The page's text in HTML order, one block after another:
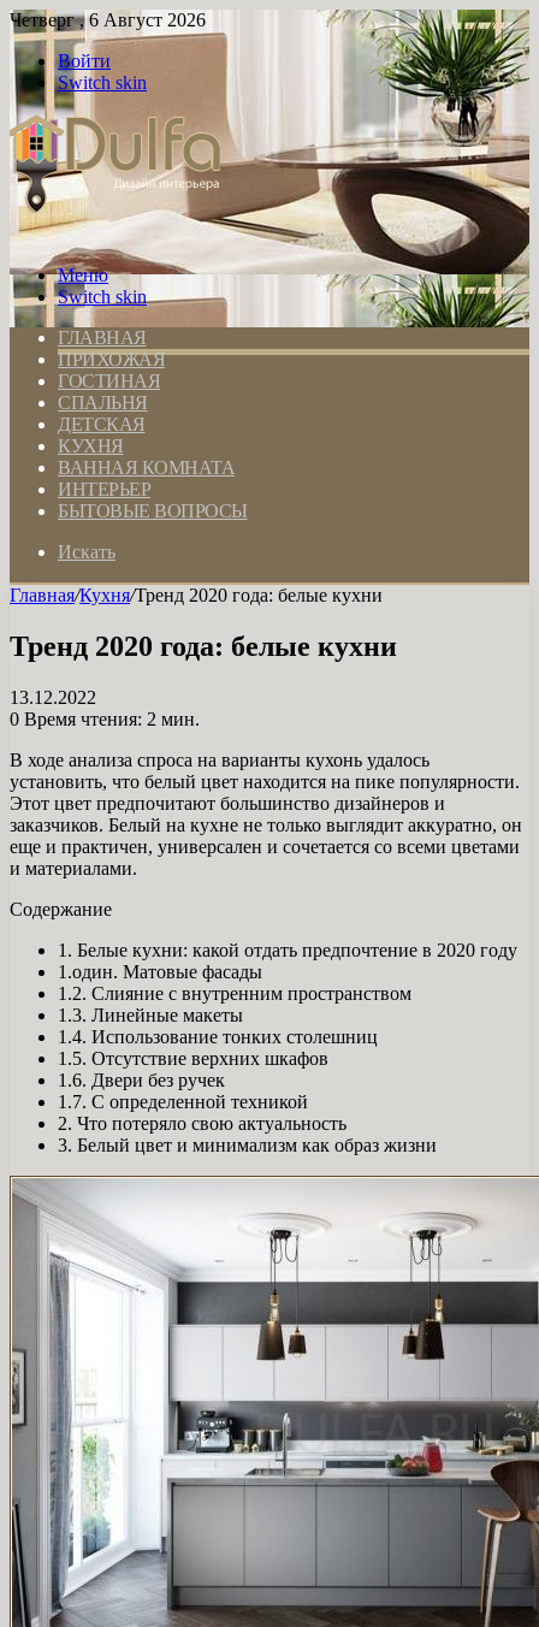
Четверг , 6 Август 2026
Войти
Switch skin
Меню
Switch skin
ГЛАВНАЯ
ПРИХОЖАЯ
ГОСТИНАЯ
СПАЛЬНЯ
ДЕТСКАЯ
КУХНЯ
ВАННАЯ КОМНАТА
ИНТЕРЬЕР
БЫТОВЫЕ ВОПРОСЫ
Искать
Главная/Кухня/Тренд 2020 года: белые кухни
Тренд 2020 года: белые кухни
13.12.2022
0 Время чтения: 2 мин.
В ходе анализа спроса на варианты кухонь удалось
установить, что белый цвет находится на пике популярности.
Этот цвет предпочитают большинство дизайнеров и
заказчиков. Белый на кухне не только выглядит аккуратно, он
еще и практичен, универсален и сочетается со всеми цветами
и материалами.
Содержание
1. Белые кухни: какой отдать предпочтение в 2020 году
1.один. Матовые фасады
1.2. Слияние с внутренним пространством
1.3. Линейные макеты
1.4. Использование тонких столешниц
1.5. Отсутствие верхних шкафов
1.6. Двери без ручек
1.7. С определенной техникой
2. Что потеряло свою актуальность
3. Белый цвет и минимализм как образ жизни